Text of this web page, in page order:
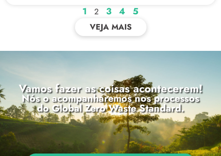
1 2 3 4 5
VEJA MAIS
Vamos fazer as coisas acontecerem!
Nós o acompanharemos nos processos
do Global Zero Waste Standard.